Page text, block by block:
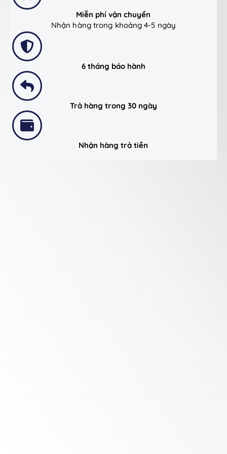
Miễn phí vận chuyển
Nhận hàng trong khoảng 4-5 ngày
6 tháng báo hành
Trả hàng trong 30 ngày
Nhận hàng trả tiền